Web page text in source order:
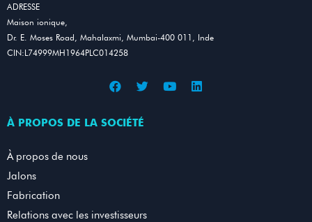
ADRESSE
Maison ionique,
Dr. E. Moses Road, Mahalaxmi, Mumbai-400 011, Inde
CIN:L74999MH1964PLC014258
À PROPOS DE LA SOCIÉTÉ
À propos de nous
Jalons
Fabrication
Relations avec les investisseurs